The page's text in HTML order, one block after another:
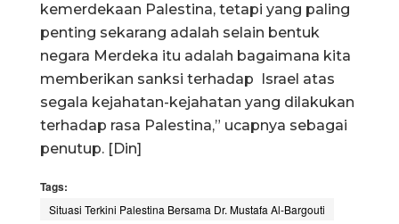
kemerdekaan Palestina, tetapi yang paling
penting sekarang adalah selain bentuk
negara Merdeka itu adalah bagaimana kita
memberikan sanksi terhadap Israel atas
segala kejahatan-kejahatan yang dilakukan
terhadap rasa Palestina,” ucapnya sebagai
penutup. [Din]
Tags:
Situasi Terkini Palestina Bersama Dr. Mustafa Al-Bargouti